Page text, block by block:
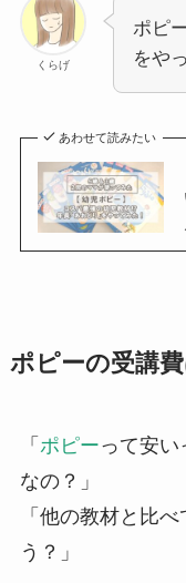
くらげ
ポピ
をや
あわせて読みたい
ポピーの受講費
「 ポピーって安
なの？」
「他の教材と比
う？」